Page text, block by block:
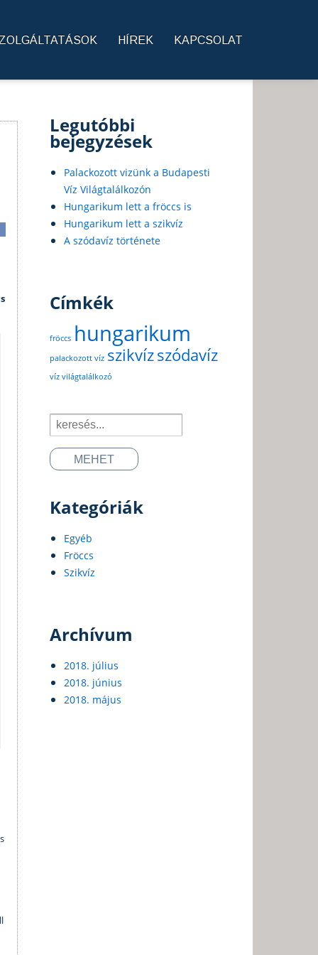
HÍREK KAPCSOLAT
Legutóbbi
bejegyzések
Palackozott vizünk a Budapesti
Víz Világtalálkozón
Hungarikum lett a fröccs is
Hungarikum lett a szikvíz
A szódavíz története
Címkék
fröccs hungarikum
palackozott víz szikvízszódavíz
víz világtalálkozó
Search
for:
Kategóriák
Egyéb
Fröccs
Szikvíz
Archívum
2018. július
2018. június
2018. május